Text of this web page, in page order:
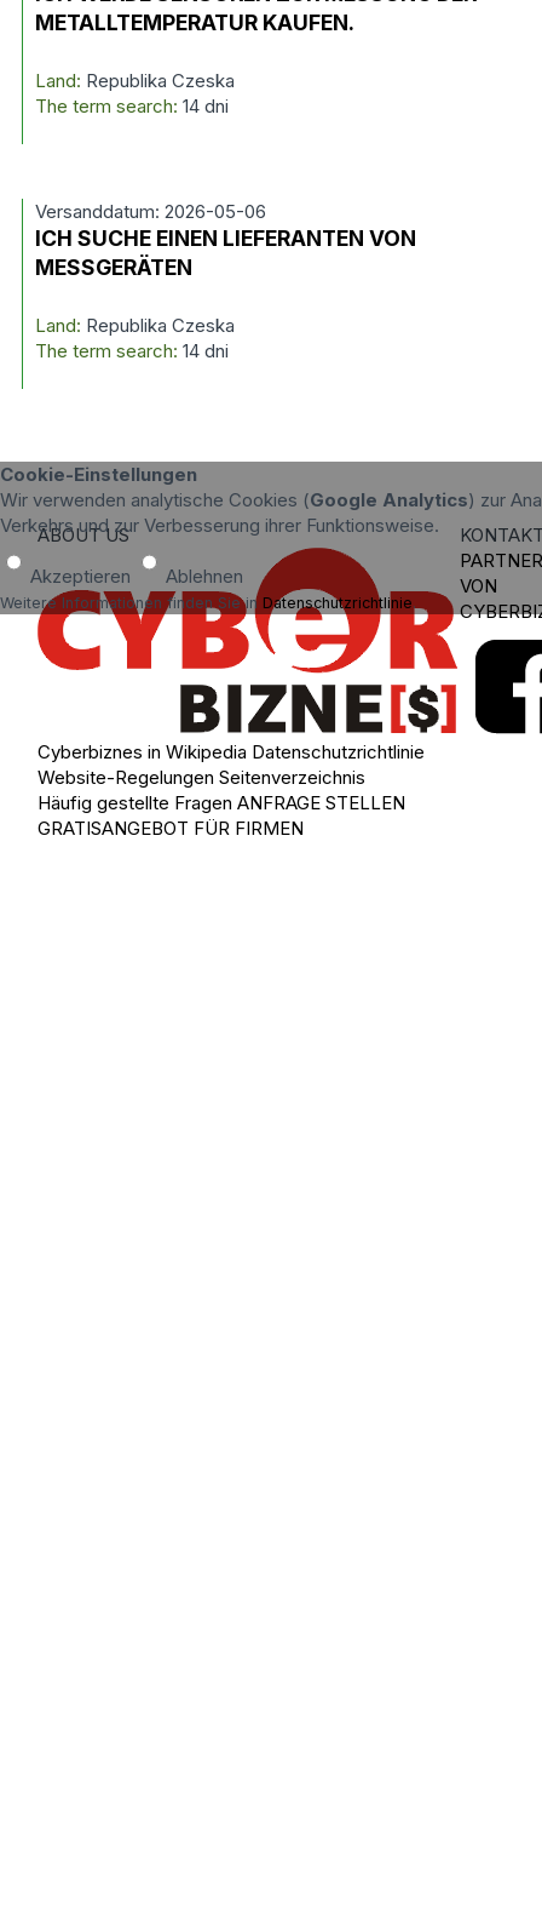
METALLTEMPERATUR KAUFEN.
Land: Republika Czeska
The term search: 14 dni
Versanddatum: 2026-05-06
ICH SUCHE EINEN LIEFERANTEN VON
MESSGERÄTEN
Land: Republika Czeska
The term search: 14 dni
Cookie-Einstellungen
Wir verwenden analytische Cookies (Google Analytics) zur
Verkehrs und zur Verbesserung ihrer Funktionsweise.
Akzeptieren Ablehnen
Weitere Informationen finden Sie in Datenschutzrichtlinie.
ABOUT US
Cyberbiznes in Wikipedia Datenschutzrichtlinie
Website-Regelungen Seitenverzeichnis
Häufig gestellte Fragen ANFRAGE STELLEN
GRATISANGEBOT FÜR FIRMEN
VON